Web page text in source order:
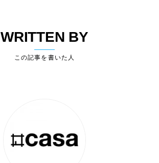
WRITTEN BY
この記事を書いた人